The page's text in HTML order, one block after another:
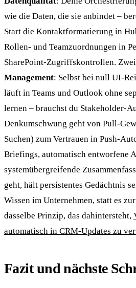
wie die Daten, die sie anbindet –
Start die Kontaktformatierung in
Rollen- und Teamzuordnungen in
SharePoint-Zugriffskontrollen.
Management: Selbst bei null UI-
läuft in Teams und Outlook ohne
lernen – brauchst du Stakeholder-
Denkumschwung geht von Pull-
Suchen) zum Vertrauen in Push-
Briefings, automatisch entworfene
systemübergreifende
geht, hält persistentes Gedächtnis
Wissen im Unternehmen, statt es
dasselbe Prinzip, das dahintersteht,
automatisch in CRM-Updates zu
Fazit und nächste